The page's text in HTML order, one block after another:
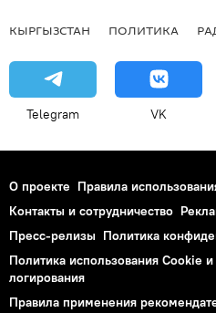
КЫРГЫЗСТАН ПОЛИТИКА
Telegram VK
О проекте Правила
Контакты и сотрудничество
Пресс-релизы Политика
Политика использования Cookie и
логирования
Правила применения